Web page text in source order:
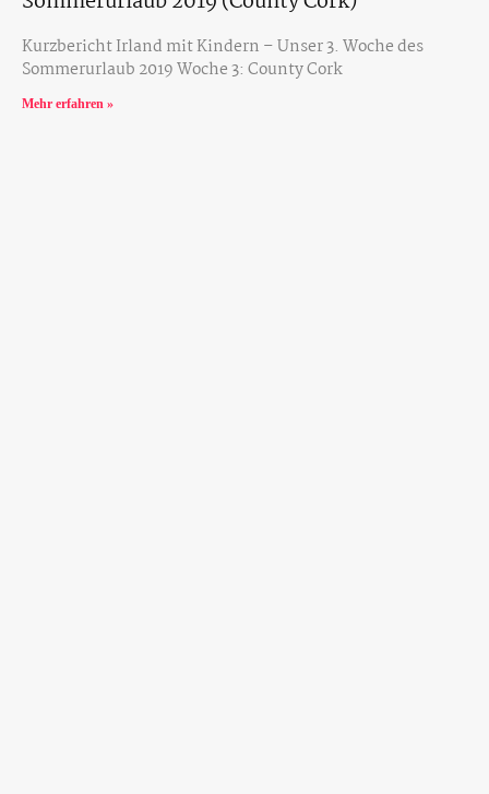
Kurzbericht Irland mit Kindern – Unser 3. Woche des
Sommerurlaub 2019 Woche 3: County Cork
Mehr erfahren »